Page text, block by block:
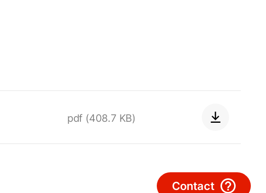
pdf (408.7 KB)
Ook interessant?
Contact